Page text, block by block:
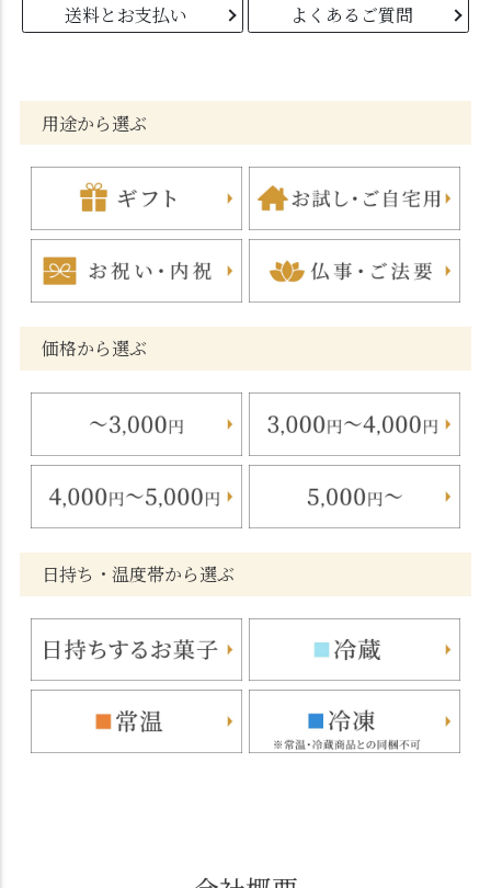
送料とお支払い よくあるご質問
用途から選ぶ
価格から選ぶ
日持ち・温度帯から選ぶ